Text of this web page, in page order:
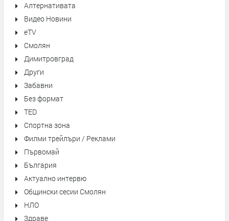
Алтернативата
Видео Новини
eTV
Смолян
Димитровград
Други
Забавни
Без формат
TED
Спортна зона
Филми трейлъри / Реклами
Първомай
България
Актуално интервю
Общински сесии Смолян
НЛО
Здраве